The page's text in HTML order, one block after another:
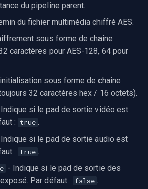
du pipeline parent.
du fichier multimédia chiffré AES.
sous forme de chaîne
caractères pour AES-128, 64 pour
sous forme de chaîne
32 caractères hex / 16 octets).
si le pad de sortie vidéo est
: true .
si le pad de sortie audio est
: true .
- Indique si le pad de sortie des
Par défaut : false .